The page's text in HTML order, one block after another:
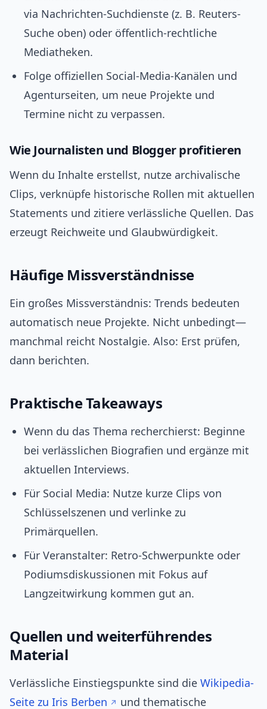
via Nachrichten-Suchdienste (z. B. Reuters-
Suche oben) oder öffentlich-rechtliche
Mediatheken.
Folge offiziellen Social-Media-Kanälen und
Agenturseiten, um neue Projekte und
Termine nicht zu verpassen.
Wie Journalisten und Blogger profitieren
Wenn du Inhalte erstellst, nutze archivalische
Clips, verknüpfe historische Rollen mit aktuellen
Statements und zitiere verlässliche Quellen. Das
erzeugt Reichweite und Glaubwürdigkeit.
Häufige Missverständnisse
Ein großes Missverständnis: Trends bedeuten
automatisch neue Projekte. Nicht unbedingt—
manchmal reicht Nostalgie. Also: Erst prüfen,
dann berichten.
Praktische Takeaways
Wenn du das Thema recherchierst: Beginne
bei verlässlichen Biografien und ergänze mit
aktuellen Interviews.
Für Social Media: Nutze kurze Clips von
Schlüsselszenen und verlinke zu
Primärquellen.
Für Veranstalter: Retro-Schwerpunkte oder
Podiumsdiskussionen mit Fokus auf
Langzeitwirkung kommen gut an.
Quellen und weiterführendes
Material
Verlässliche Einstiegspunkte sind die Wikipedia-
Seite zu Iris Berben
und thematische